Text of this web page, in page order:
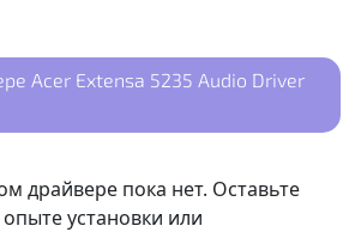
Acer Extensa 5235 Audio Driver
драйвере пока нет. Оставьте
установки или